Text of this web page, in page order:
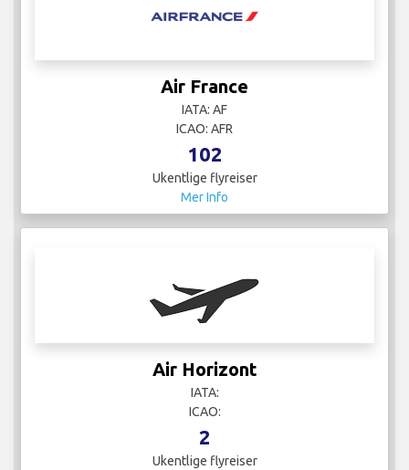
Air France
IATA: AF
ICAO: AFR
102
Ukentlige flyreiser
Mer Info
Air Horizont
IATA:
ICAO:
2
Ukentlige flyreiser